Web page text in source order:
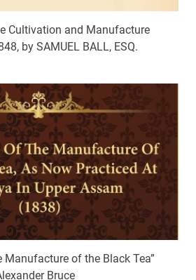
Cultivation and Manufacture
by SAMUEL BALL, ESQ.
Manufacture of the Black Tea”
Bruce